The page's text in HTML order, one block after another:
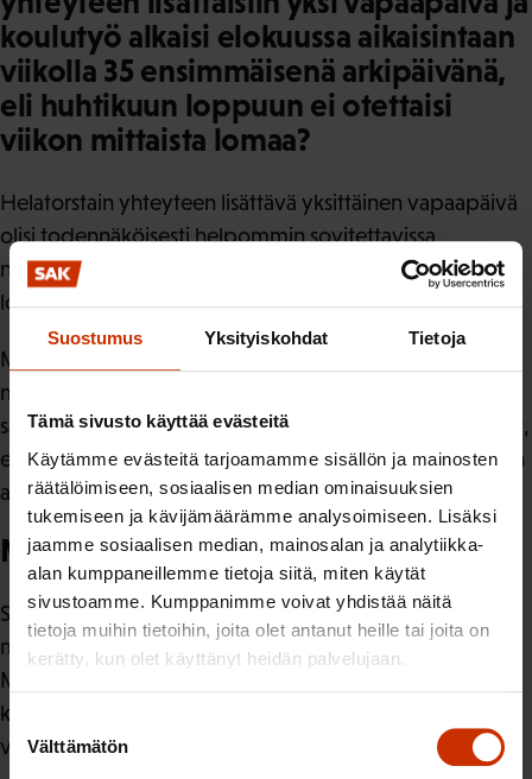
Suostumus Yksityiskohdat Tietoja
Tämä sivusto käyttää evästeitä
Käytämme evästeitä tarjoamamme sisällön ja mainosten
räätälöimiseen, sosiaalisen median ominaisuuksien
tukemiseen ja kävijämäärämme analysoimiseen. Lisäksi
jaamme sosiaalisen median, mainosalan ja analytiikka-
alan kumppaneillemme tietoja siitä, miten käytät
sivustoamme. Kumppanimme voivat yhdistää näitä
tietoja muihin tietoihin, joita olet antanut heille tai joita on
kerätty, kun olet käyttänyt heidän palvelujaan.
Suostumuksen
valinta
Välttämätön
koulutyö alkaisi elokuussa aikaisintaan
viikolla 35 ensimmäisenä arkipäivänä,
eli huhtikuun loppuun ei otettaisi
viikon mittaista lomaa?
Helatorstain yhteyteen lisättävä yksittäinen vapaapäivä
olisi todennäköisesti helpommin sovitettavissa
nykyiseen lukuvuoden rytmiin kuin kokonainen uusi
lomaviikko.
Myös tässä mallissa kesäloma siirtyisi nykyistä
myöhemmäksi. Siksi sen vaikutukset on arvioitava
samoilla perusteilla kuin alkuperäisen mallin vaikutukset,
erityisesti työelämän, koulutusjärjestelmän ja perheiden
arjen näkökulmasta.
Muut mahdolliset huomiot muistiosta
SAK pitää tärkeänä, että valmistelussa tunnistetaan
muutoksen laaja yhteiskunnallinen merkitys.
Mahdollisten päätösten tueksi tarvitaan
kokonaisvaltainen vaikutusarviointi ja laajapohjainen
valmistelu.